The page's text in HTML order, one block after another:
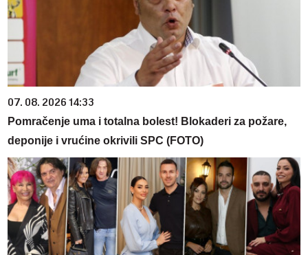
07. 08. 2026 14:33
Pomračenje uma i totalna bolest! Blokaderi za požare,
deponije i vrućine okrivili SPC (FOTO)